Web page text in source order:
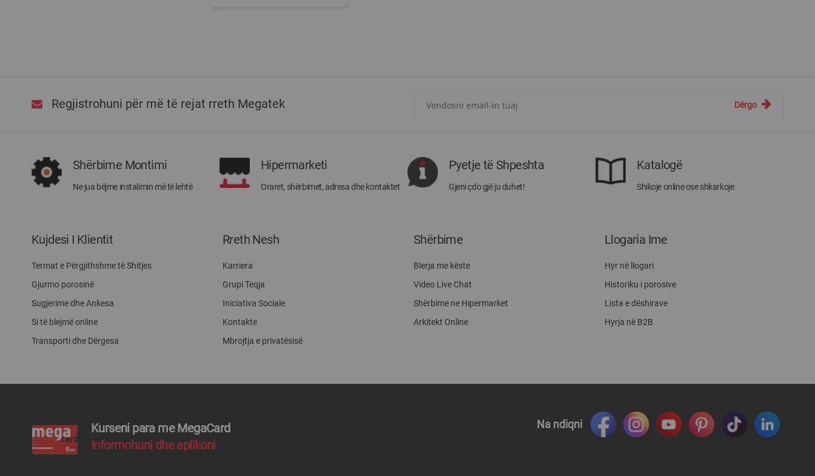
Regjistrohuni për më të rejat rreth Megatek
rreth
Megatek:
Dërgo
Shërbime Montimi
Ne jua bëjme instalimin më të lehtë
Hipermarketi
Oraret, shërbimet, adresa dhe kontaktet
Pyetje të Shpeshta
Gjeni çdo gjë ju duhet!
Katalogë
Shikoje online ose shkarkoje
Kujdesi I Klientit
Termat e Përgjithshme të Shitjes
Gjurmo porosinë
Sugjerime dhe Ankesa
Si të blejmë online
Transporti dhe Dërgesa
Rreth Nesh
Karriera
Grupi Teqja
Iniciativa Sociale
Kontakte
Mbrojtja e privatësisë
Shërbime
Blerja me këste
Video Live Chat
Shërbime ne Hipermarket
Arkitekt Online
Llogaria Ime
Hyr në llogari
Historiku i porosive
Lista e dëshirave
Hyrja në B2B
Kurseni para me MegaCard
Informohuni dhe aplikoni
Na ndiqni